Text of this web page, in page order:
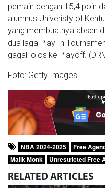
pemain dengan 15,4 poin
alumnus Univeristy of
yang membuatnya absen
dua laga Play-In
gagal lolos ke Playoff.
Foto: Getty Images
NBA 2024-2025 Free
Malik Monk
Unrestricted Free
RELATED ARTICLES